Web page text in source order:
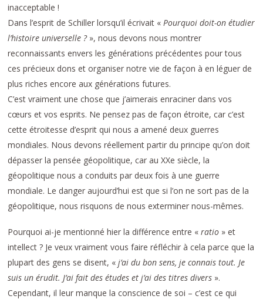
inacceptable !
Dans l’esprit de Schiller lorsqu’il écrivait « Pourquoi doit-on étudier
l’histoire universelle ?», nous devons nous montrer
reconnaissants envers les générations précédentes pour tous
ces précieux dons et organiser notre vie de façon à en léguer de
plus riches encore aux générations futures.
C’est vraiment une chose que j’aimerais enraciner dans vos
cœurs et vos esprits. Ne pensez pas de façon étroite, car c’est
cette étroitesse d’esprit qui nous a amené deux guerres
mondiales. Nous devons réellement partir du principe qu’on doit
dépasser la pensée géopolitique, car au XXe siècle, la
géopolitique nous a conduits par deux fois à une guerre
mondiale. Le danger aujourd’hui est que si l’on ne sort pas de la
géopolitique, nous risquons de nous exterminer nous-mêmes.
Pourquoi ai-je mentionné hier la différence entre «ratio » et
intellect ? Je veux vraiment vous faire réfléchir à cela parce que la
plupart des gens se disent, «j’ai du bon sens, je connais tout. Je
suis un érudit. J’ai fait des études et j’ai des titres divers ».
Cependant, il leur manque la conscience de soi – c’est ce qui